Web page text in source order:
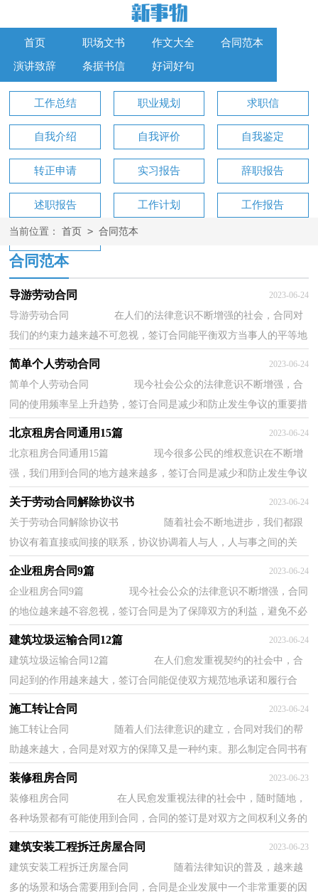
首页 职场文书 作文大全 合同范本
演讲致辞 条据书信 好词好句
工作总结 职业规划 求职信
自我介绍 自我评价 自我鉴定
转正申请 实习报告 辞职报告
述职报告 工作计划 工作报告
工作方案
当前位置： 首页 > 合同范本
合同范本
导游劳动合同 2023-06-24
导游劳动合同 在人们的法律意识不断增强的社会，合同对
我们的约束力越来越不可忽视，签订合同能平衡双方当事人的平等地
简单个人劳动合同 2023-06-24
简单个人劳动合同 现今社会公众的法律意识不断增强，合
同的使用频率呈上升趋势，签订合同是减少和防止发生争议的重要措
施。相信大家又在为写合同犯愁了吧，下面是...
北京租房合同通用15篇 2023-06-24
北京租房合同通用15篇 现今很多公民的维权意识在不断增
强，我们用到合同的地方越来越多，签订合同是减少和防止发生争议
关于劳动合同解除协议书 2023-06-24
关于劳动合同解除协议书 随着社会不断地进步，我们都跟
协议有着直接或间接的联系，协议协调着人与人，人与事之间的关
系。我敢肯定，大部分人都对拟定协议很是头疼的...
企业租房合同9篇 2023-06-24
企业租房合同9篇 现今社会公众的法律意识不断增强，合同
的地位越来越不容忽视，签订合同是为了保障双方的利益，避免不必
建筑垃圾运输合同12篇 2023-06-24
建筑垃圾运输合同12篇 在人们愈发重视契约的社会中，合
同起到的作用越来越大，签订合同能促使双方规范地承诺和履行合
施工转让合同 2023-06-24
施工转让合同 随着人们法律意识的建立，合同对我们的帮
助越来越大，合同是对双方的保障又是一种约束。那么制定合同书有
什么需要注意的呢？下面是小编为大家收集的...
装修租房合同 2023-06-23
装修租房合同 在人民愈发重视法律的社会中，随时随地，
各种场景都有可能使用到合同，合同的签订是对双方之间权利义务的
最好规范。那么大家知道正规的合同书怎么...
建筑安装工程拆迁房屋合同 2023-06-23
建筑安装工程拆迁房屋合同 随着法律知识的普及，越来越
多的场景和场合需要用到合同，合同是企业发展中一个非常重要的因